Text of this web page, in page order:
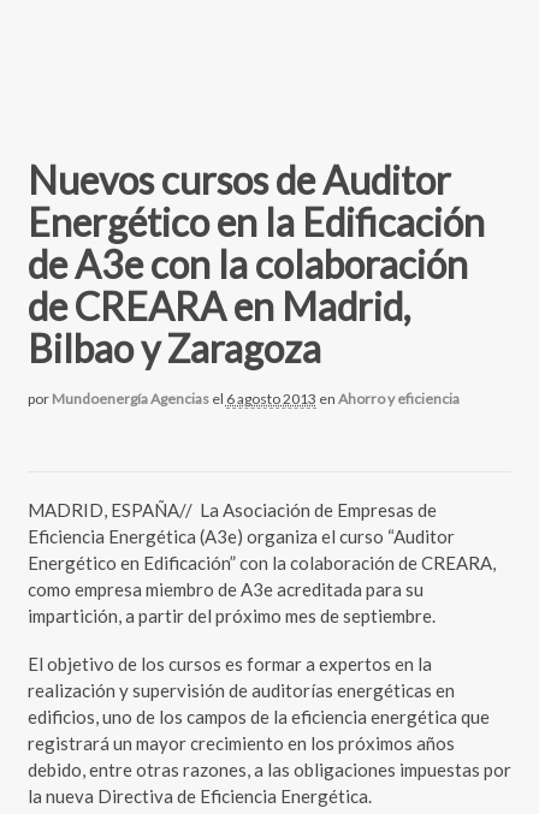
Nuevos cursos de Auditor
Energético en la Edificación
de A3e con la colaboración
de CREARA en Madrid,
Bilbao y Zaragoza
por Mundoenergía Agencias el 6 agosto 2013 en Ahorro y eficiencia
MADRID, ESPAÑA// La Asociación de Empresas de
Eficiencia Energética (A3e) organiza el curso “Auditor
Energético en Edificación” con la colaboración de CREARA,
como empresa miembro de A3e acreditada para su
impartición, a partir del próximo mes de septiembre.
El objetivo de los cursos es formar a expertos en la
realización y supervisión de auditorías energéticas en
edificios, uno de los campos de la eficiencia energética que
registrará un mayor crecimiento en los próximos años
debido, entre otras razones, a las obligaciones impuestas por
la nueva Directiva de Eficiencia Energética.